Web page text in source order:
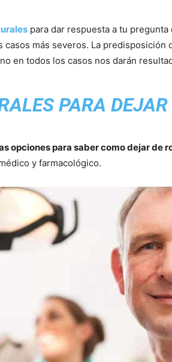
para dar respuesta a tu
más severos. La predisposición
en todos los casos nos darán
PARA
opciones para saber como dejar de
y farmacológico.